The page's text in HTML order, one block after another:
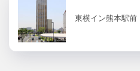
東横イン熊本駅前